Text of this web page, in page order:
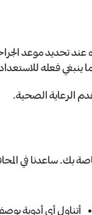
عند تحديد موعد
فعله
الرعاية الصحية.
بك. ساعدنا في
أتناول أي أدوية